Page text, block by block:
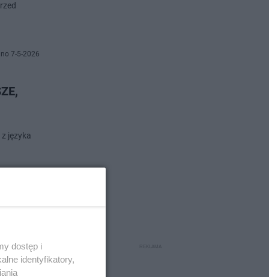
7-5-2026
języka
dostęp i
identyfikatory,